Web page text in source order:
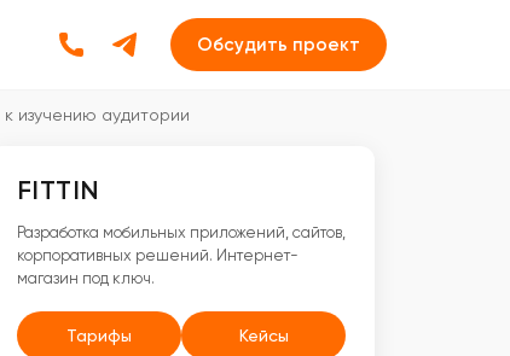
Обсудить проект
изучению аудитории
FITTIN
Разработка мобильных приложений, сайтов,
корпоративных решений. Интернет-
магазин под ключ.
Тарифы Кейсы